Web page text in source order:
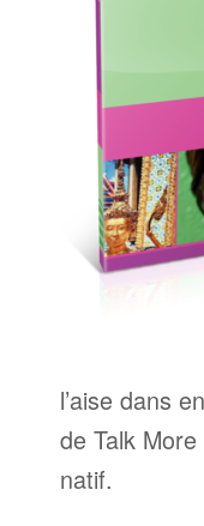
l’aise dans
de Talk
natif.